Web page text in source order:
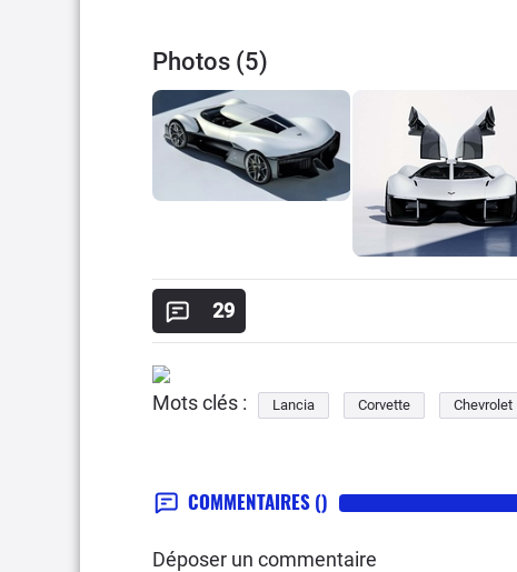
Photos (5)
29
Mots clés : Lancia Corvette Chevrolet
COMMENTAIRES ()
Déposer un commentaire